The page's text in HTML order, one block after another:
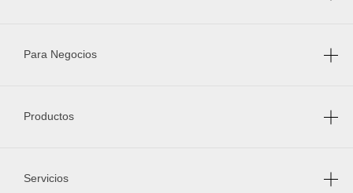
Para Negocios
Productos
Servicios